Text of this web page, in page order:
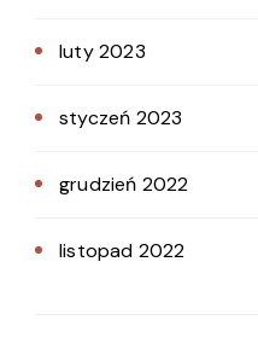
luty 2023
styczeń 2023
grudzień 2022
listopad 2022